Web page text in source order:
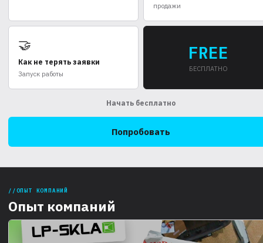
продажи
🤝
Как не терять заявки
Запуск работы
FREE
БЕСПЛАТНО
Начать бесплатно
Попробовать
ОПЫТ КОМПАНИЙ
Опыт компаний